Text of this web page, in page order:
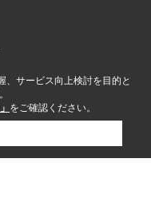
、サービス向上検討を目的と
をご確認ください。